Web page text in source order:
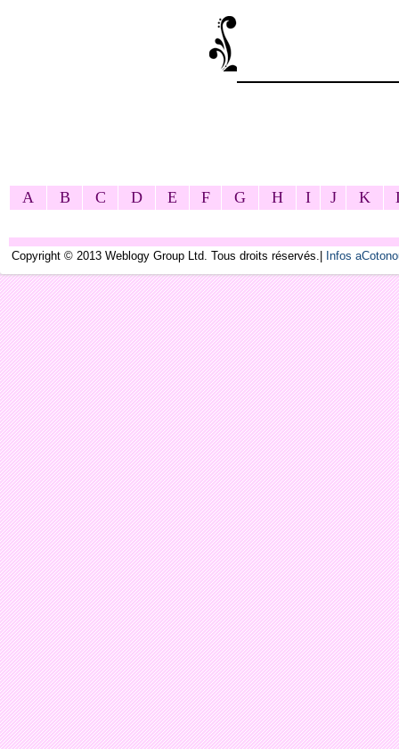
A B C D E F G H I J K
Copyright © 2013 Weblogy Group Ltd. Tous droits réservés.| Infos